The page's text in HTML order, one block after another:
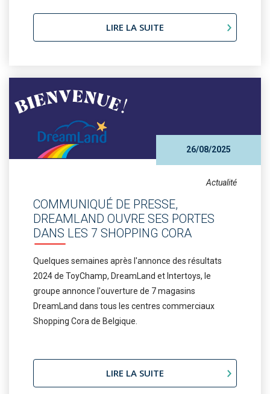
LIRE LA SUITE
26/08/2025
Actualité
COMMUNIQUÉ DE PRESSE,
DREAMLAND OUVRE SES PORTES
DANS LES 7 SHOPPING CORA
Quelques semaines après l'annonce des résultats
2024 de ToyChamp, DreamLand et Intertoys, le
groupe annonce l'ouverture de 7 magasins
DreamLand dans tous les centres commerciaux
Shopping Cora de Belgique.
LIRE LA SUITE